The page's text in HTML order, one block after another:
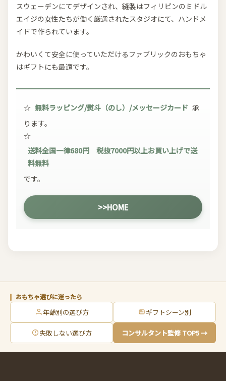
スウェーデンにてデザインされ、縫製はフィリピンのミドル
エイジの女性たちが働く厳選されたスタジオにて、ハンドメ
イドで作られています。
かわいくて安全に使っていただけるファブリックのおもちゃ
はギフトにも最適です。
☆ 無料ラッピング/熨斗（のし）/メッセージカード 承
ります。
☆
送料全国一律680円 税抜7000円以上お買い上げで送
料無料
です。
>>HOME
おもちゃ選びに迷ったら
年齢別の選び方 ギフトシーン別
失敗しない選び方 コンサルタント監修 TOP5 →